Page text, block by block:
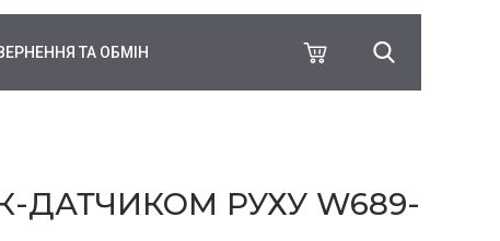
ТА ОБМІН
ДАТЧИКОМ РУХУ W689-